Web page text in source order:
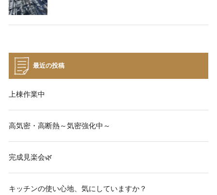
最近の投稿
上棟作業中
高気密・高断熱～気密強化中～
完成見楽会🌿
キッチンの使い心地、気にしていますか？